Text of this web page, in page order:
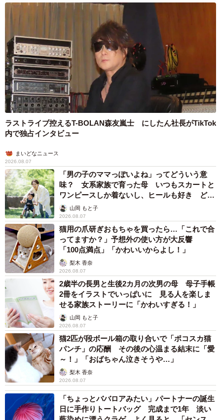
ラストライブ控えるT-BOLAN森友嵐士 にしたん社長がTikTok
内で独占インタビュー
まいどなニュース
2026.08.07
「男の子のママっぽいよね」ってどういう意
味？ 女系家族で育った母 いつもスカートと
ワンピースしか着ないし、ヒールも好き どの
へんが…
山岡 もと子
2026.08.07
猫用の爪研ぎおもちゃを買ったら…「これで合
ってますか？」予想外の使い方が大反響
「100点満点」「かわいいからよし！」
梨木 香奈
2026.08.07
2歳半の長男と生後2カ月の次男の母 母子手帳
2冊をイラストでいっぱいに 見る人を楽しま
せる家族ストーリーに「かわいすぎる！」
山岡 もと子
2026.08.07
猫2匹が段ボール箱の取り合いで「ポコスカ猫
パンチ」の応酬 その後の心温まる結末に「愛
～！」「おばちゃん泣きそうや…」
梨木 香奈
2026.08.07
「ちょっとババロアみたい」パートナーの誕生
日に手作りトートバッグ 完成まで1年 淡い